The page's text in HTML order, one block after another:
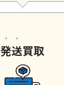
発送買取